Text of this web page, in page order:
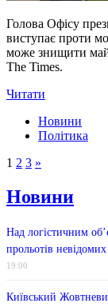
Голова Офісу
виступає проти
може знищити
The Times.
Читати
Новини
Політика
1 2 3 »
Новини
Над логістичним
прольотів невідомих
19:00
Київський